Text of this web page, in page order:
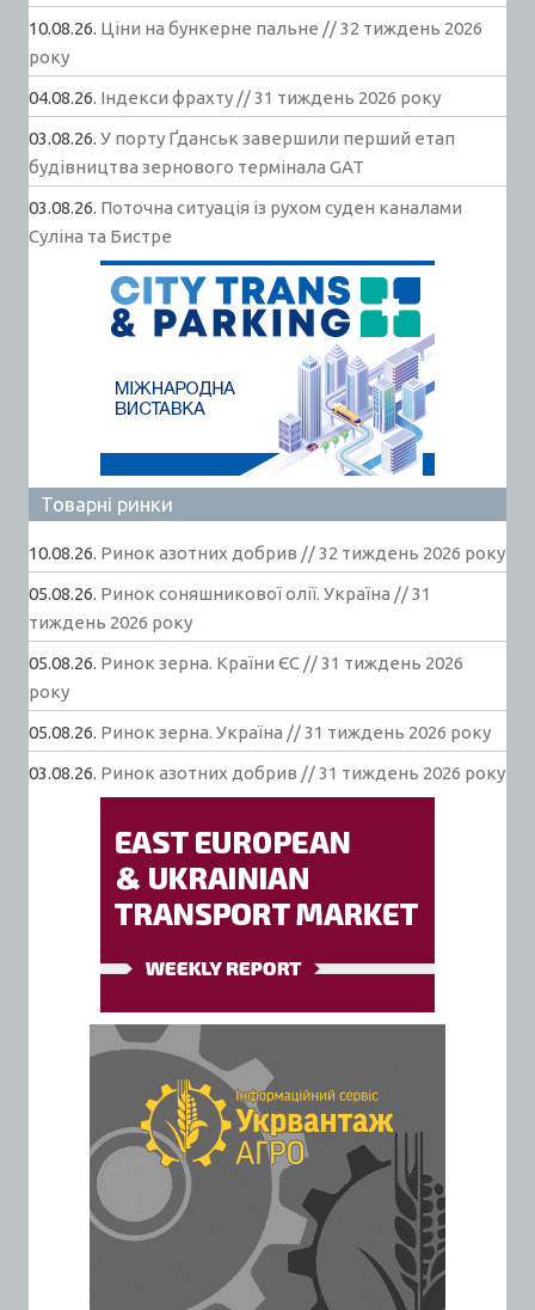
10.08.26. Ціни на бункерне пальне // 32 тиждень 2026
року
04.08.26. Індекси фрахту // 31 тиждень 2026 року
03.08.26. У порту Ґданськ завершили перший етап
будівництва зернового термінала GAT
03.08.26. Поточна ситуація із рухом суден каналами
Суліна та Бистре
Товарні ринки
10.08.26. Ринок азотних добрив // 32 тиждень 2026 року
05.08.26. Ринок соняшникової олії. Україна // 31
тиждень 2026 року
05.08.26. Ринок зерна. Країни ЄС // 31 тиждень 2026
року
05.08.26. Ринок зерна. Україна // 31 тиждень 2026 року
03.08.26. Ринок азотних добрив // 31 тиждень 2026 року